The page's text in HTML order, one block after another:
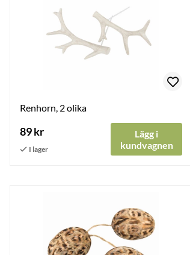
Renhorn, 2 olika
89 kr
Lägg i
kundvagnen